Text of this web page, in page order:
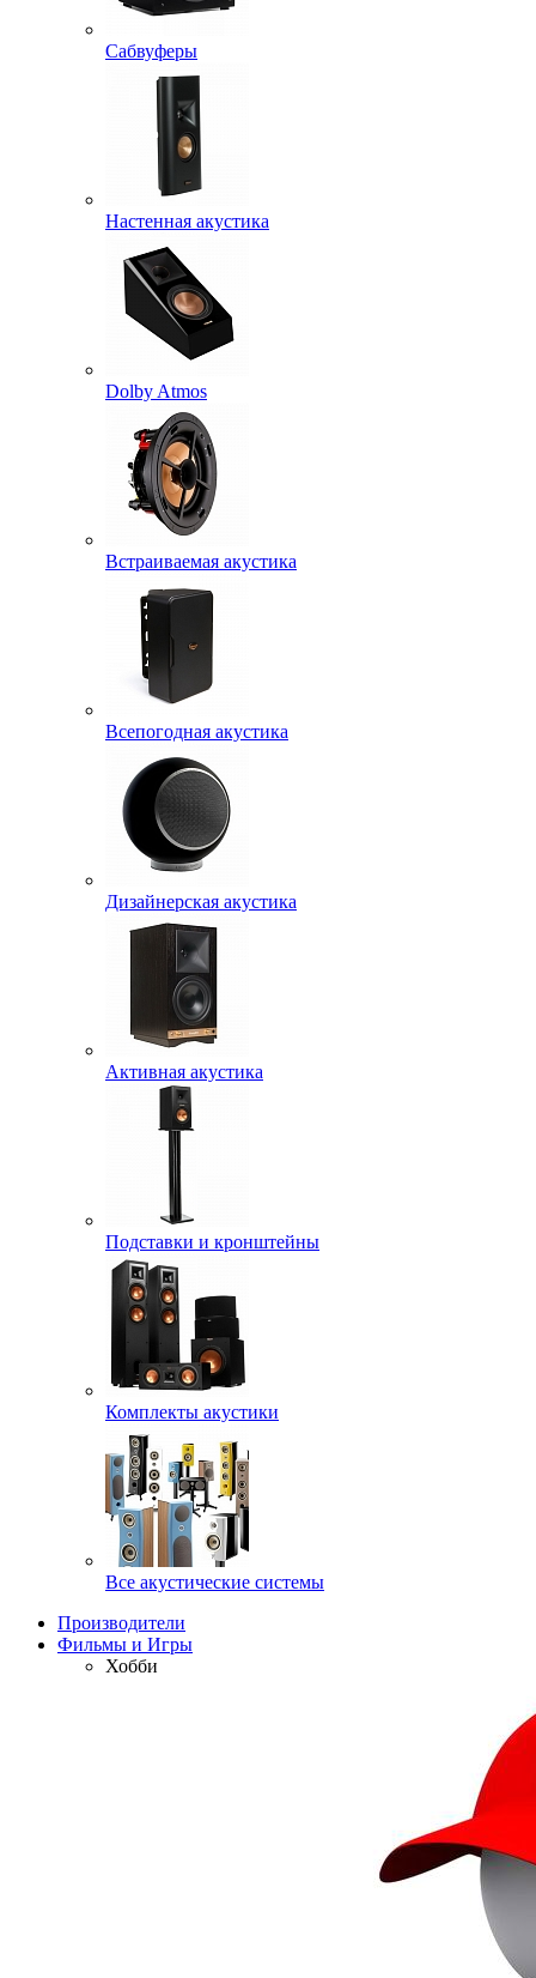
Сабвуферы
Настенная акустика
Dolby Atmos
Встраиваемая акустика
Всепогодная акустика
Дизайнерская акустика
Активная акустика
Подставки и кронштейны
Комплекты акустики
Все акустические системы
Производители
Фильмы и Игры
Хобби